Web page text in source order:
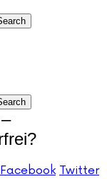
Facebook Twitter